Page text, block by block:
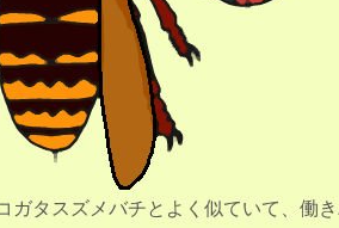
ガタスズメバチとよく似ていて、働